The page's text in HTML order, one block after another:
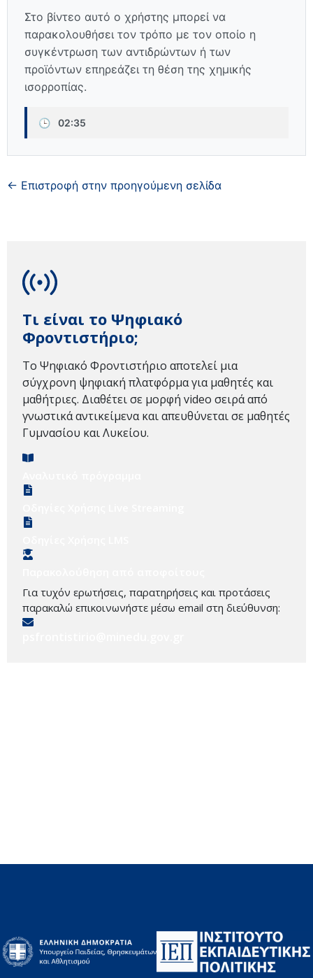
Στο βίντεο αυτό ο χρήστης μπορεί να
παρακολουθήσει τον τρόπο με τον οποίο η
συγκέντρωση των αντιδρώντων ή των
προϊόντων επηρεάζει τη θέση της χημικής
ισορροπίας.
🕒 02:35
← Επιστροφή στην προηγούμενη σελίδα
Τι είναι το Ψηφιακό
Φροντιστήριο;
Το Ψηφιακό Φροντιστήριο αποτελεί μια
σύγχρονη ψηφιακή πλατφόρμα για μαθητές και
μαθήτριες. Διαθέτει σε μορφή video σειρά από
γνωστικά αντικείμενα και απευθύνεται σε μαθητές
Γυμνασίου και Λυκείου.
Για τυχόν ερωτήσεις, παρατηρήσεις και προτάσεις
παρακαλώ επικοινωνήστε μέσω email στη διεύθυνση: